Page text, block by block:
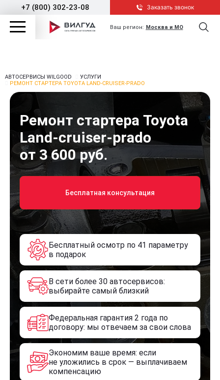
+7 (800) 302-23-08 Заказать звонок
Ваш регион: Москва и МО
АВТОСЕРВИСЫ WILGOOD
УСЛУГИ
РЕМОНТ СТАРТЕРА TOYOTA LAND-CRUISER-PRADO
Ремонт стартера Toyota
Land-cruiser-prado
от 3 600 руб.
Бесплатная консультация
Бесплатный осмотр по 41 параметру
в подарок
В сети более 30 автосервисов:
выбирайте самый близкий
Федеральная гарантия 2 года по
договору: мы отвечаем за свои слова
Экономим ваше время: если
не уложились в срок — выплачиваем
компенсацию